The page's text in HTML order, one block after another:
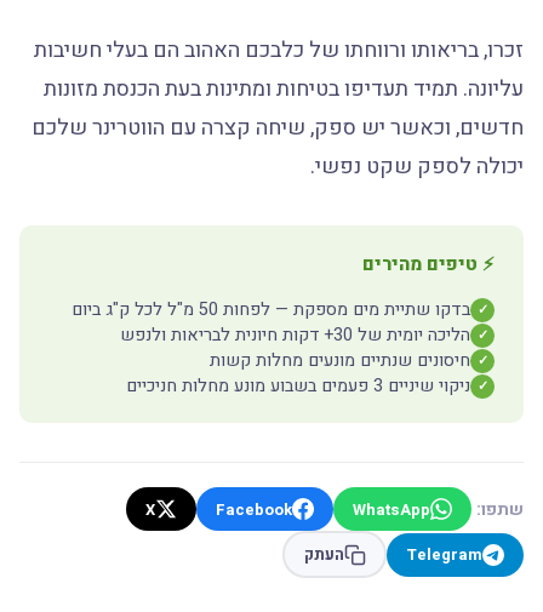
זכרו, בריאותו ורווחתו של כלבכם האהוב הם בעלי חשיבות
עליונה. תמיד תעדיפו בטיחות ומתינות בעת הכנסת מזונות
חדשים, וכאשר יש ספק, שיחה קצרה עם הווטרינר שלכם
יכולה לספק שקט נפשי.
⚡ טיפים מהירים
✓ בדקו שתיית מים מספקת — לפחות 50 מ"ל לכל ק"ג ביום
✓ הליכה יומית של 30+ דקות חיונית לבריאות ולנפש
✓ חיסונים שנתיים מונעים מחלות קשות
✓ ניקוי שיניים 3 פעמים בשבוע מונע מחלות חניכיים
שתפו: WhatsApp
Facebook
X
Telegram
העתק